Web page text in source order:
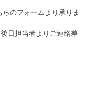
のフォームより承りま
日担当者よりご連絡差